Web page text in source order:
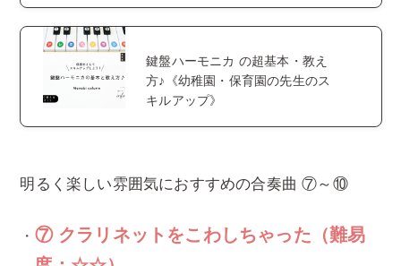
鍵盤ハーモニカ の超基本・教え
方♪《幼稚園・保育園の先生のス
キルアップ》
明るく楽しい雰囲気におすすめの合奏曲 ⑦～⑩
⑦ クラリネットをこわしちゃった（難易